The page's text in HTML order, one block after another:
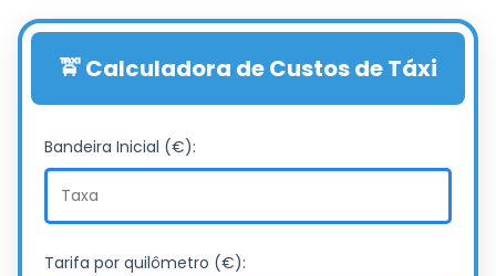
🚖 Calculadora de Custos de Táxi
Bandeira Inicial (€):
Tarifa por quilômetro (€):